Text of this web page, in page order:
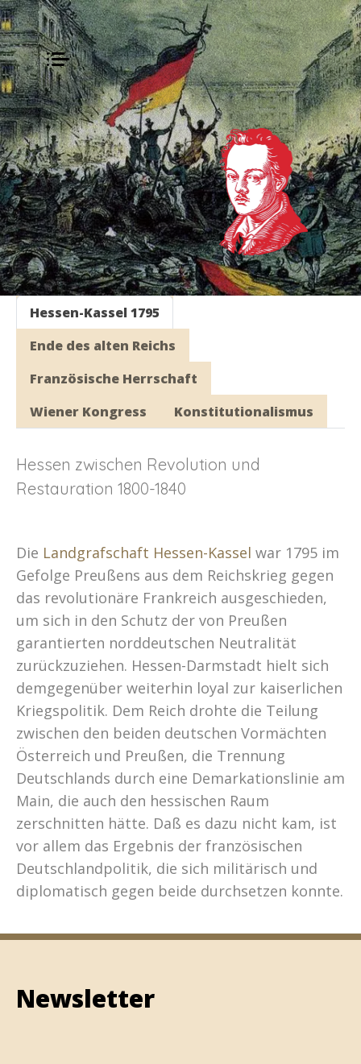
Hessen-Kassel 1795
Ende des alten Reichs
Französische Herrschaft
Wiener Kongress
Konstitutionalismus
Hessen zwischen Revolution und
Restauration 1800-1840
Die Landgrafschaft Hessen-Kassel war 1795 im
Gefolge Preußens aus dem Reichskrieg gegen
das revolutionäre Frankreich ausgeschieden,
um sich in den Schutz der von Preußen
garantierten norddeutschen Neutralität
zurückzuziehen. Hessen-Darmstadt hielt sich
demgegenüber weiterhin loyal zur kaiserlichen
Kriegspolitik. Dem Reich drohte die Teilung
zwischen den beiden deutschen Vormächten
Österreich und Preußen, die Trennung
Deutschlands durch eine Demarkationslinie am
Main, die auch den hessischen Raum
zerschnitten hätte. Daß es dazu nicht kam, ist
vor allem das Ergebnis der französischen
Deutschlandpolitik, die sich militärisch und
diplomatisch gegen beide durchsetzen konnte.
Newsletter